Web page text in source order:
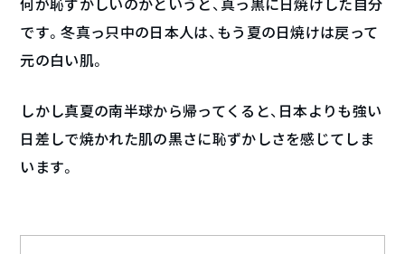
何が恥ずかしいのかというと、真っ黒に日焼けした自分
です。冬真っ只中の日本人は、もう夏の日焼けは戻って
元の白い肌。
しかし真夏の南半球から帰ってくると、日本よりも強い
日差しで焼かれた肌の黒さに恥ずかしさを感じてしま
います。